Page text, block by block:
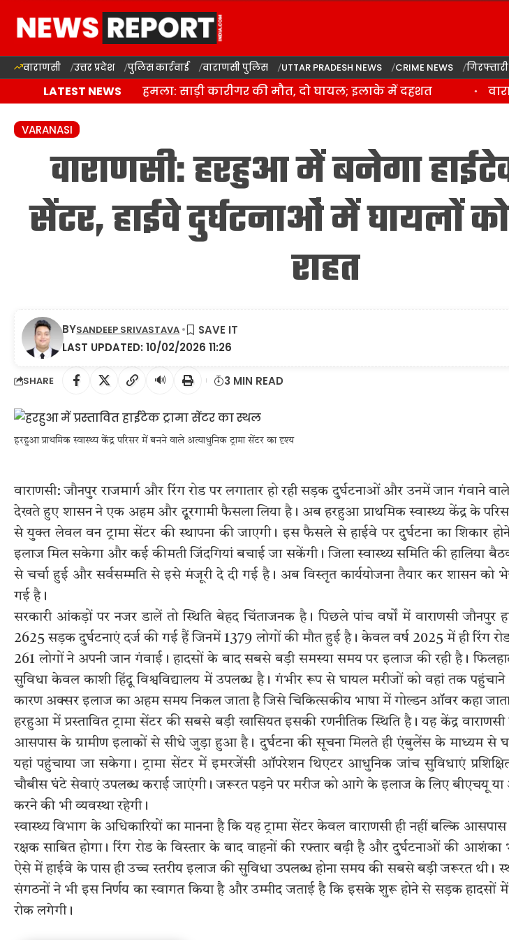
वाराणसी उत्तर प्रदेश पुलिस कार्रवाई वाराणसी पुलिस UTTAR PRADESH NEWS CRIME NEWS गिरफ्तारी
LATEST NEWS
वाराणसी में जानलेवा हमला: साड़ी कारीगर की मौत, दो घायल; इलाके में दहशत
VARANASI
वाराणसी: हरहुआ में बनेगा
सेंटर, हाईवे दुर्घटनाओं में घायलों
राहत
LAST UPDATED: 10/02/2026 11:26
BYSANDEEP SRIVASTAVA
SHARE 🔊 3 MIN READ
हरहुआ प्राथमिक स्वास्थ्य केंद्र परिसर में बनने वाले अत्याधुनिक ट्रामा सेंटर का दृश्य
वाराणसी: जौनपुर राजमार्ग और रिंग रोड पर लगातार हो रही सड़क दुर्घटनाओं और उनमें जान गंवाने
देखते हुए शासन ने एक अहम और दूरगामी फैसला लिया है। अब हरहुआ प्राथमिक स्वास्थ्य केंद्र के
से युक्त लेवल वन ट्रामा सेंटर की स्थापना की जाएगी। इस फैसले से हाईवे पर दुर्घटना का शिकार
इलाज मिल सकेगा और कई कीमती जिंदगियां बचाई जा सकेंगी। जिला स्वास्थ्य समिति की हालिया
से चर्चा हुई और सर्वसम्मति से इसे मंजूरी दे दी गई है। अब विस्तृत कार्ययोजना तैयार कर शासन को
गई है।
सरकारी आंकड़ों पर नजर डालें तो स्थिति बेहद चिंताजनक है। पिछले पांच वर्षों में वाराणसी जौनपुर
2625 सड़क दुर्घटनाएं दर्ज की गई हैं जिनमें 1379 लोगों की मौत हुई है। केवल वर्ष 2025 में ही रिंग
261 लोगों ने अपनी जान गंवाई। हादसों के बाद सबसे बड़ी समस्या समय पर इलाज की रही है।
सुविधा केवल काशी हिंदू विश्वविद्यालय में उपलब्ध है। गंभीर रूप से घायल मरीजों को वहां तक
कारण अक्सर इलाज का अहम समय निकल जाता है जिसे चिकित्सकीय भाषा में गोल्डन ऑवर कहा
हरहुआ में प्रस्तावित ट्रामा सेंटर की सबसे बड़ी खासियत इसकी रणनीतिक स्थिति है। यह केंद्र
आसपास के ग्रामीण इलाकों से सीधे जुड़ा हुआ है। दुर्घटना की सूचना मिलते ही एंबुलेंस के माध्यम से
यहां पहुंचाया जा सकेगा। ट्रामा सेंटर में इमरजेंसी ऑपरेशन थिएटर आधुनिक जांच सुविधाएं
चौबीस घंटे सेवाएं उपलब्ध कराई जाएंगी। जरूरत पड़ने पर मरीज को आगे के इलाज के लिए बीएचयू
करने की भी व्यवस्था रहेगी।
स्वास्थ्य विभाग के अधिकारियों का मानना है कि यह ट्रामा सेंटर केवल वाराणसी ही नहीं बल्कि
रक्षक साबित होगा। रिंग रोड के विस्तार के बाद वाहनों की रफ्तार बढ़ी है और दुर्घटनाओं की
ऐसे में हाईवे के पास ही उच्च स्तरीय इलाज की सुविधा उपलब्ध होना समय की सबसे बड़ी जरूरत थी।
संगठनों ने भी इस निर्णय का स्वागत किया है और उम्मीद जताई है कि इसके शुरू होने से सड़क हादसों में
रोक लगेगी।